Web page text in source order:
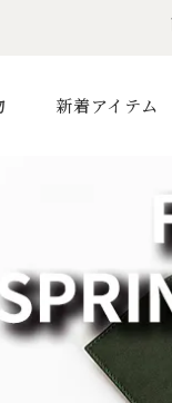
新着アイテム